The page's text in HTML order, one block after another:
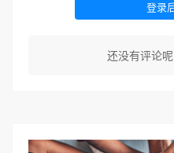
登录
还没有评论